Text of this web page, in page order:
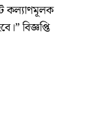
কল্যাণমূলক
বিজ্ঞপ্তি